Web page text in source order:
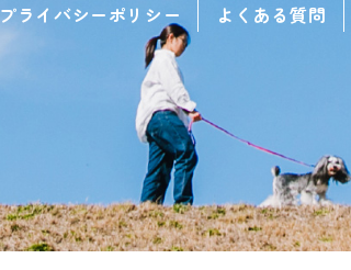
プライバシーポリシー
よくある質問